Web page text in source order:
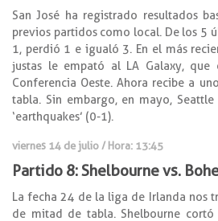
San José ha registrado resultados
previos partidos como local. De los 5
1, perdió 1 e igualó 3. En el más
justas le empató al LA Galaxy,
Conferencia Oeste. Ahora recibe a
tabla. Sin embargo, en mayo,
‘earthquakes’ (0-1).
viernes 14 de julio / Hora: 13:45
Partido 8: Shelbourne vs.
La fecha 24 de la liga de Irlanda nos
de mitad de tabla. Shelbourne